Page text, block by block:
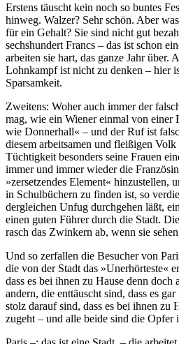
Erstens täuscht kein noch so buntes
hinweg. Walzer? Sehr schön. Aber
für ein Gehalt? Sie sind nicht gut
sechshundert Francs – das ist schon
arbeiten sie hart, das ganze Jahr über.
Lohnkampf ist nicht zu denken – hier
Sparsamkeit.
Zweitens: Woher auch immer der
mag, wie ein Wiener einmal von einer
wie Donnerhall« – und der Ruf ist
diesem arbeitsamen und fleißigen Volk
Tüchtigkeit besonders seine Frauen
immer und immer wieder die
»zersetzendes Element« hinzustellen,
in Schulbüchern zu finden ist, so
dergleichen Unfug durchgehen läßt,
einen guten Führer durch die Stadt.
rasch das Zwinkern ab, wenn sie
Und so zerfallen die Besucher von
die von der Stadt das »Unerhörteste«
dass es bei ihnen zu Hause denn doch
andern, die enttäuscht sind, dass es
stolz darauf sind, dass es bei ihnen zu
zugeht – und alle beide sind die Opfer